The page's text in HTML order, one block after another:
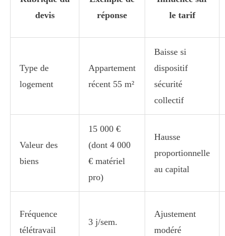
devis
réponse
le tarif
Type de
logement
Appartement
récent 55 m²
Baisse si
dispositif
sécurité
collectif
Valeur des
biens
15 000 €
(dont 4 000
€ matériel
pro)
Hausse
proportionnelle
au capital
Fréquence
télétravail
3 j/sem.
Ajustement
modéré